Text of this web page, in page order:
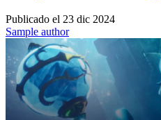
Publicado el 23 dic 2024
Sample author